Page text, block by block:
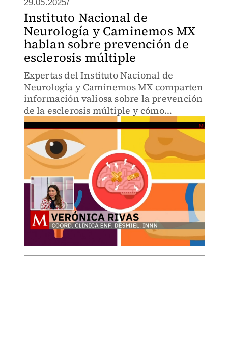
29.05.2025/
Instituto Nacional de
Neurología y Caminemos MX
hablan sobre prevención de
esclerosis múltiple
Expertas del Instituto Nacional de
Neurología y Caminemos MX comparten
información valiosa sobre la prevención
de la esclerosis múltiple y cómo
cuidarse para evitar esta enfermedad.